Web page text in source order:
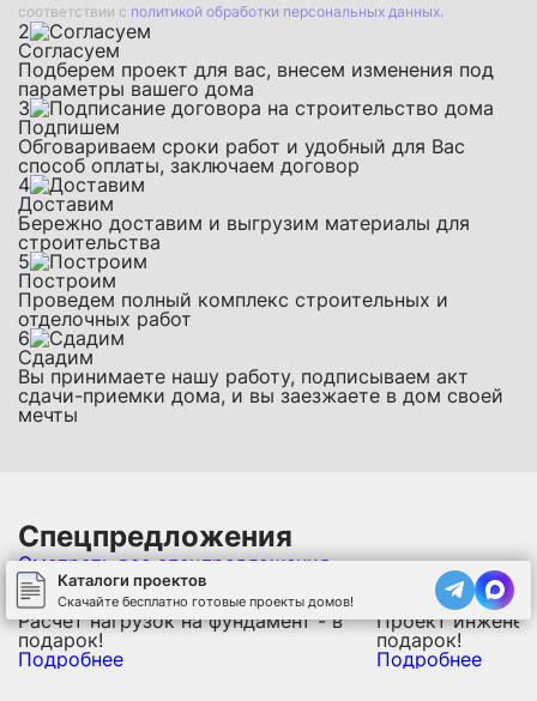
соответствии с политикой обработки персональных данных.
2
Согласуем
Подберем проект для вас, внесем изменения под
параметры вашего дома
3
Подпишем
Обговариваем сроки работ и удобный для Вас
способ оплаты, заключаем договор
4
Доставим
Бережно доставим и выгрузим материалы для
строительства
5
Построим
Проведем полный комплекс строительных и
отделочных работ
6
Сдадим
Вы принимаете нашу работу, подписываем акт
сдачи-приемки дома, и вы заезжаете в дом своей
мечты
Спецпредложения
Смотреть все спецпредложения
Расчет нагрузок на фундамент - в
подарок!
Подробнее
Проект
подарок!
Подробнее
Каталоги проектов
Скачайте бесплатно готовые проекты домов!